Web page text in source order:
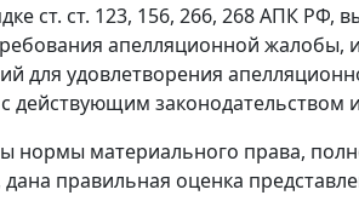
ст. ст. 123, 156, 266, 268АПК РФ,
апелляционной жалобы,
для удовлетворения
действующим законодательством
материального права,
правильная оценка